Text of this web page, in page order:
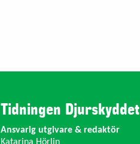
Tidningen Djurskyddet
Ansvarig utgivare & redaktör